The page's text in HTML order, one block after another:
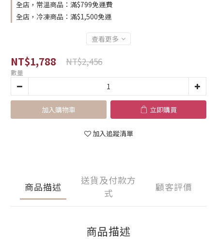
全店，常溫商品：滿$799免運費
全店，冷凍商品：滿$1,500免運
查看更多
NT$1,788 NT$2,456
數量
加入購物車 立即購買
加入追蹤清單
商品描述
送貨及付款方
式
顧客評價
商品描述